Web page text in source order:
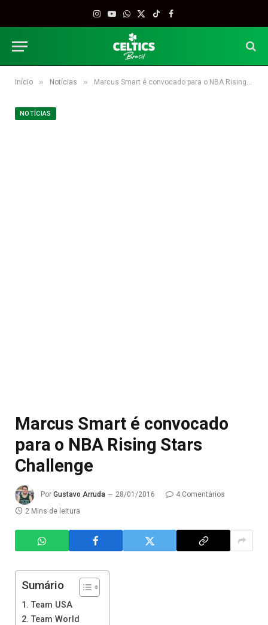
Instagram
YouTube
WhatsApp
X
TikTokFacebook
Início » Notícias » Marcus Smart é convocado para o NBA Rising Stars Challenge
NOTÍCIAS
Marcus Smart é convocado
para o NBA Rising Stars
Challenge
Por Gustavo Arruda 28/01/2016
4 Comentários
2 Mins de leitura
Sumário
Team USA
Team World